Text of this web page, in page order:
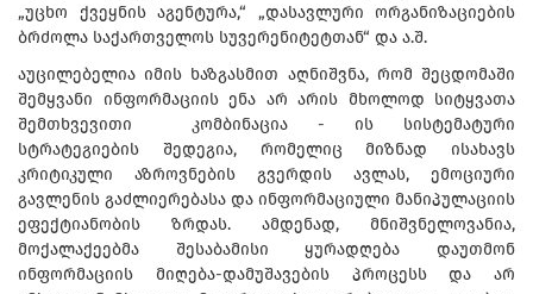
„უცხო ქვეყნის აგენტურა,“ „დასავლური ორგანიზაციების
ბრძოლა საქართველოს სუვერენიტეტთან“ და ა.შ.
აუცილებელია იმის ხაზგასმით აღნიშვნა, რომ შეცდომაში
შემყვანი ინფორმაციის ენა არ არის მხოლოდ სიტყვათა
შემთხვევითი კომბინაცია - ის სისტემატური
სტრატეგიების შედეგია, რომელიც მიზნად ისახავს
კრიტიკული აზროვნების გვერდის ავლას, ემოციური
გავლენის გაძლიერებასა და ინფორმაციული მანიპულაციის
ეფექტიანობის ზრდას. ამდენად, მნიშვნელოვანია,
მოქალაქეებმა შესაბამისი ყურადღება დაუთმონ
ინფორმაციის მიღება-დამუშავების პროცესს და არ